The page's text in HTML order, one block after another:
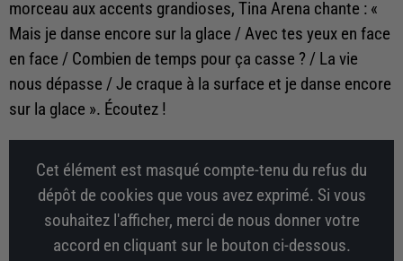
morceau aux accents grandioses, Tina Arena chante : «
Mais je danse encore sur la glace / Avec tes yeux en face
en face / Combien de temps pour ça casse ? / La vie
nous dépasse / Je craque à la surface et je danse encore
sur la glace ». Écoutez !
Cet élément est masqué compte-tenu du refus du
dépôt de cookies que vous avez exprimé. Si vous
souhaitez l'afficher, merci de nous donner votre
accord en cliquant sur le bouton ci-dessous.